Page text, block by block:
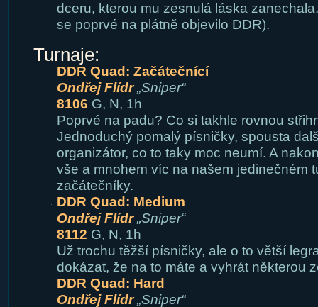
dceru, kterou mu zesnulá láska
se poprvé na plátně objevilo DDR).
Turnaje:
DDR Quad: Začátečnící
Ondřej Flídr „Sniper“
8106 G, N, 1h
Poprvé na padu? Co si takhle rovnou
Jednoduchý pomalý písničky, spousta
organizátor, co to taky moc neumí. A
vše a mnohem víc na našem jedinečném
začátečníky.
DDR Quad: Medium
Ondřej Flídr „Sniper“
8112 G, N, 1h
Už trochu těžší písničky, ale o to větší
dokázat, že na to máte a vyhrát některou
DDR Quad: Hard
Ondřej Flídr „Sniper“